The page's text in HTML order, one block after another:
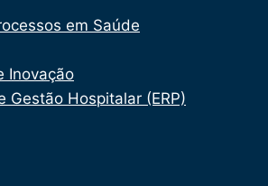
em Saúde
Inovação
Gestão Hospitalar (ERP)